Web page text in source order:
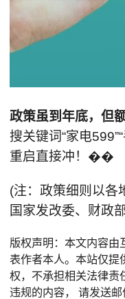
政策虽到年底，但
搜关键词“家电
重启直接冲！��
(注：政策细则以各
国家发改委、财政
版权声明：本文内容由
表作者本人。本站仅提
权，不承担相关法律责
违规的内容， 请发送